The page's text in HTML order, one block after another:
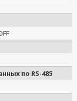
по RS-485